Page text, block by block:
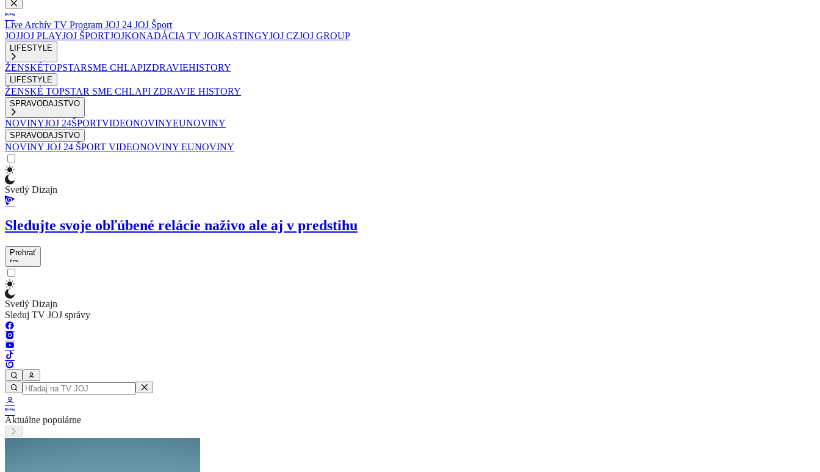
Live Archív TV Program JOJ 24 JOJ Šport
JOJJOJ PLAYJOJ ŠPORTJOJKONADÁCIA TV JOJKASTINGYJOJ CZJOJ GROUP
LIFESTYLE
ŽENSKÉTOPSTARSME CHLAPIZDRAVIEHISTORY
LIFESTYLE
ŽENSKÉ TOPSTAR SME CHLAPI ZDRAVIE HISTORY
SPRAVODAJSTVO
NOVINYJOJ 24ŠPORTVIDEONOVINYEUNOVINY
SPRAVODAJSTVO
NOVINY JOJ 24 ŠPORT VIDEONOVINY EUNOVINY
Svetlý Dizajn
Sledujte svoje obľúbené relácie naživo ale aj v predstihu
Prehrať
Svetlý Dizajn
Sleduj TV JOJ správy
Aktuálne populárne